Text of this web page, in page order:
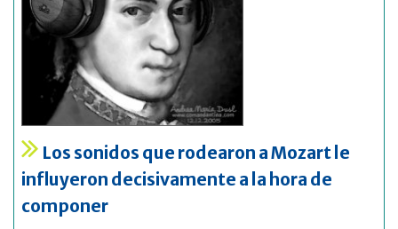
Los sonidos que rodearon a Mozart le
influyeron decisivamente a la hora de
componer